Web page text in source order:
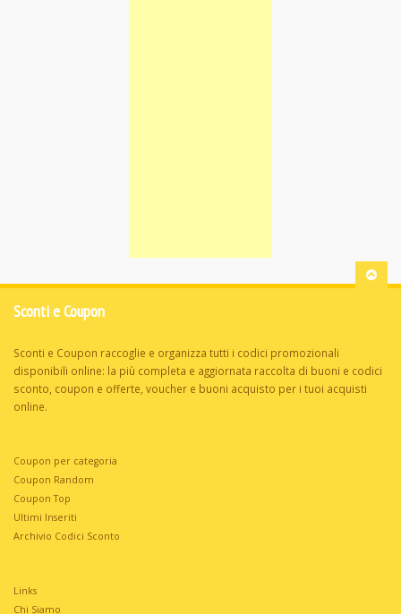
Sconti e Coupon
Sconti e Coupon raccoglie e organizza tutti i codici promozionali
disponibili online: la più completa e aggiornata raccolta di buoni e codici
sconto, coupon e offerte, voucher e buoni acquisto per i tuoi acquisti
online.
Coupon per categoria
Coupon Random
Coupon Top
Ultimi Inseriti
Archivio Codici Sconto
Links
Chi Siamo